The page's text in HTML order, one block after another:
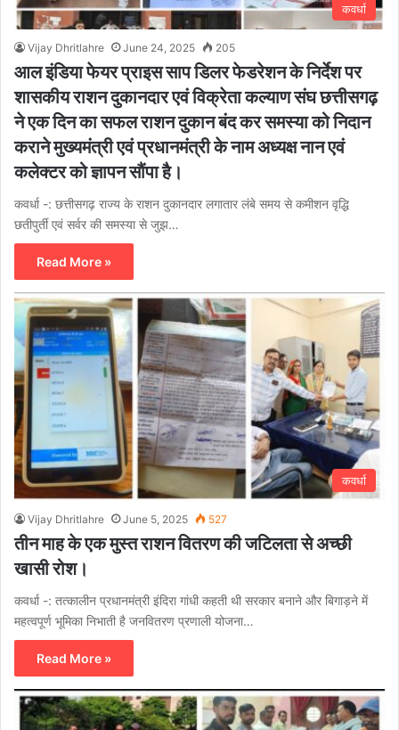
कवर्धा
Vijay Dhritlahre June 24, 2025 205
आल इंडिया फेयर प्राइस साप डिलर फेडरेशन के निर्देश पर
शासकीय राशन दुकानदार एवं विक्रेता कल्याण संघ छत्तीसगढ़
ने एक दिन का सफल राशन दुकान बंद कर समस्या को निदान
कराने मुख्यमंत्री एवं प्रधानमंत्री के नाम अध्यक्ष नान एवं
कलेक्टर को ज्ञापन सौंपा है।
कवर्धा -: छत्तीसगढ़ राज्य के राशन दुकानदार लगातार लंबे समय से कमीशन वृद्धि
छतीपुर्ती एवं सर्वर की समस्या से जुझ…
Read More »
कवर्धा
Vijay Dhritlahre June 5, 2025 527
तीन माह के एक मुस्त राशन वितरण की जटिलता से अच्छी
खासी रोश।
कवर्धा -: तत्कालीन प्रधानमंत्री इंदिरा गांधी कहती थी सरकार बनाने और बिगाड़ने में
महत्वपूर्ण भूमिका निभाती है जनवितरण प्रणाली योजना…
Read More »